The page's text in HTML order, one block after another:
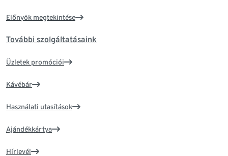
Előnyök megtekintése
További szolgáltatásaink
Üzletek promóciói
Kávébár
Használati utasítások
Ajándékkártya
Hírlevél